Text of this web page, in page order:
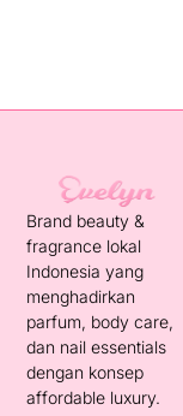
Brand beauty &
fragrance lokal
Indonesia yang
menghadirkan
parfum, body care,
dan nail essentials
dengan konsep
affordable luxury.